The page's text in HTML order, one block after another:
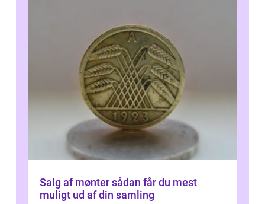
Salg af mønter sådan får du mest
muligt ud af din samling